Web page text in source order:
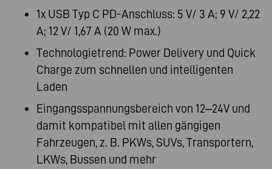
1x USB Typ C PD-Anschluss: 5 V/ 3 A; 9 V/ 2,22
A; 12 V/ 1,67 A (20 W max.)
Technologietrend: Power Delivery und Quick
Charge zum schnellen und intelligenten
Laden
Eingangsspannungsbereich von 12–24V und
damit kompatibel mit allen gängigen
Fahrzeugen, z. B. PKWs, SUVs, Transportern,
LKWs, Bussen und mehr